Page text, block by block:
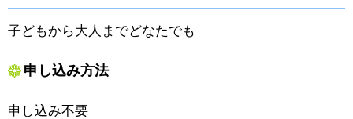
子どもから大人までどなたでも
申し込み方法
申し込み不要